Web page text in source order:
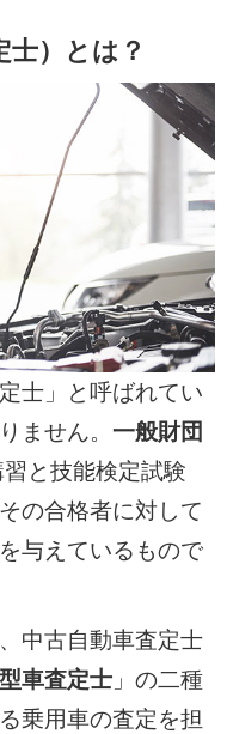
士）とは？
士」と呼ばれてい
ません。 一般財団
と技能検定試験
の合格者に対して
与えているもので
中古自動車査定士
車査定士」の二種
乗用車の査定を担